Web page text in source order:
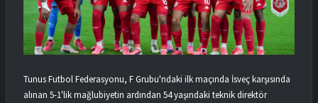
Tunus Futbol Federasyonu, F Grubu'ndaki ilk maçında İsveç karşısında
alınan 5-1'lik mağlubiyetin ardından 54 yaşındaki teknik direktör